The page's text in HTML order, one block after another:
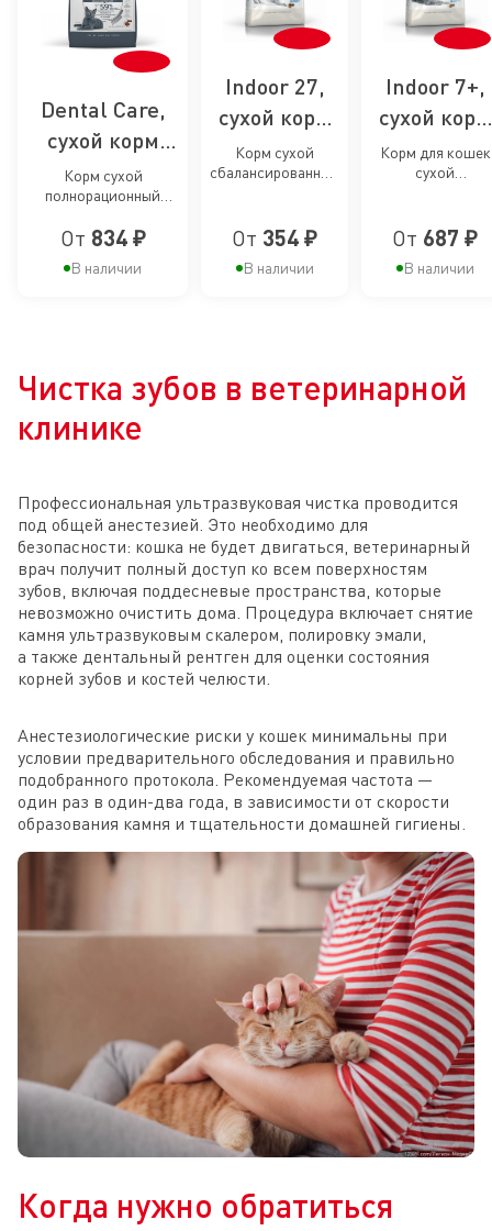
Dental Care,
сухой корм
для кошек
для
профилактики
образования
зубного камня
Корм сухой
полнорационный
для взрослых кошек
От 834 ₽
В наличии
Indoor 27,
сухой корм
для кошек,
живущих в
Корм сухой
сбалансированный
помещении
От 354 ₽
В наличии
Indoor 7+,
сухой корм
для
живущих в
Корм для кошек
сухой
кошек, живущих
помещении
От 687 ₽
В наличии
Чистка зубов в ветеринарной
клинике
Профессиональная ультразвуковая чистка проводится
под общей анестезией. Это необходимо для
безопасности: кошка не будет двигаться, ветеринарный
врач получит полный доступ ко всем поверхностям
зубов, включая поддесневые пространства, которые
невозможно очистить дома. Процедура включает снятие
камня ультразвуковым скалером, полировку эмали,
а также дентальный рентген для оценки состояния
корней зубов и костей челюсти.
Анестезиологические риски у кошек минимальны при
условии предварительного обследования и правильно
подобранного протокола. Рекомендуемая частота —
один раз в один-два года, в зависимости от скорости
образования камня и тщательности домашней гигиены.
Когда нужно обратиться